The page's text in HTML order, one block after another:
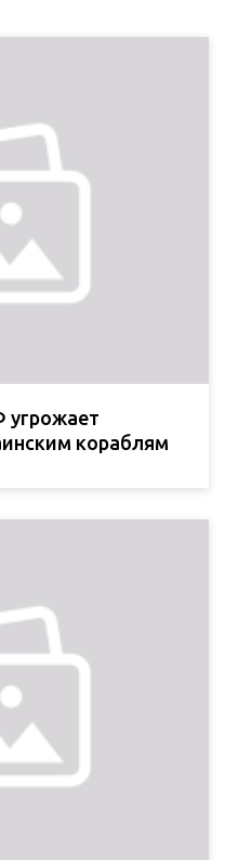
кораблям